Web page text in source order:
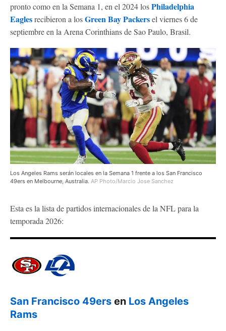
pronto como en la Semana 1, en el 2024 losPhiladelphia
Eaglesrecibieron a losGreen Bay Packersel viernes 6 de
septiembre en la Arena Corinthians de Sao Paulo, Brasil.
Los Angeles Rams serán locales en la Semana 1 frente a los San Francisco
49ers en Melbourne, Australia. AP Photo/Marcio Jose Sanchez
Esta es la lista de partidos internacionales de la NFL para la
temporada 2026:
San Francisco 49ers en Los Angeles
Rams